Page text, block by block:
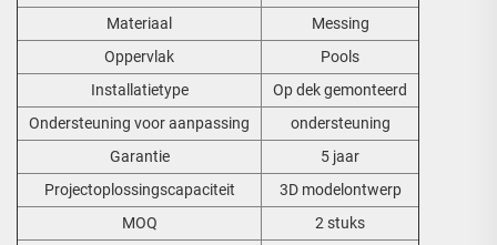
Materiaal
Messing
Oppervlak
Pools
Installatietype
Op dek gemonteerd
Ondersteuning voor aanpassing
ondersteuning
Garantie
5 jaar
Projectoplossingscapaciteit
3D modelontwerp
MOQ
2 stuks